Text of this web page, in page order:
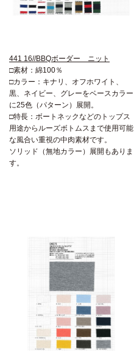
441 16//BBQボーダー ニット
□素材：綿100％
□カラー：キナリ、オフホワイト、
黒、ネイビー、グレーをベースカラー
に25色（パターン）展開。
□特長：ボートネックなどのトップス
用途からルーズボトムスまで使用可能
な風合い重視の中肉素材です。
ソリッド（無地カラー）展開もありま
す。